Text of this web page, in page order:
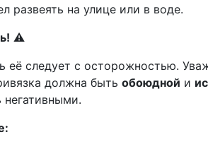
развеять на улице или в воде.
⚠️
следует с осторожностью.
должна быть обоюдной и
негативными.